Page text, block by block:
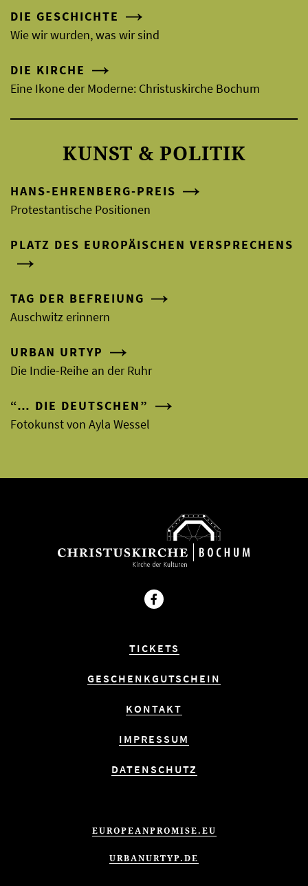
DIE GESCHICHTE
Wie wir wurden, was wir sind
DIE KIRCHE
Eine Ikone der Moderne: Christuskirche Bochum
KUNST & POLITIK
HANS-EHRENBERG-PREIS
Protestantische Positionen
PLATZ DES EUROPÄISCHEN VERSPRECHENS
TAG DER BEFREIUNG
Auschwitz erinnern
URBAN URTYP
Die Indie-Reihe an der Ruhr
“… DIE DEUTSCHEN”
Fotokunst von Ayla Wessel
Facebook
TICKETS
GESCHENKGUTSCHEIN
KONTAKT
IMPRESSUM
DATENSCHUTZ
EUROPEANPROMISE.EU
URBANURTYP.DE